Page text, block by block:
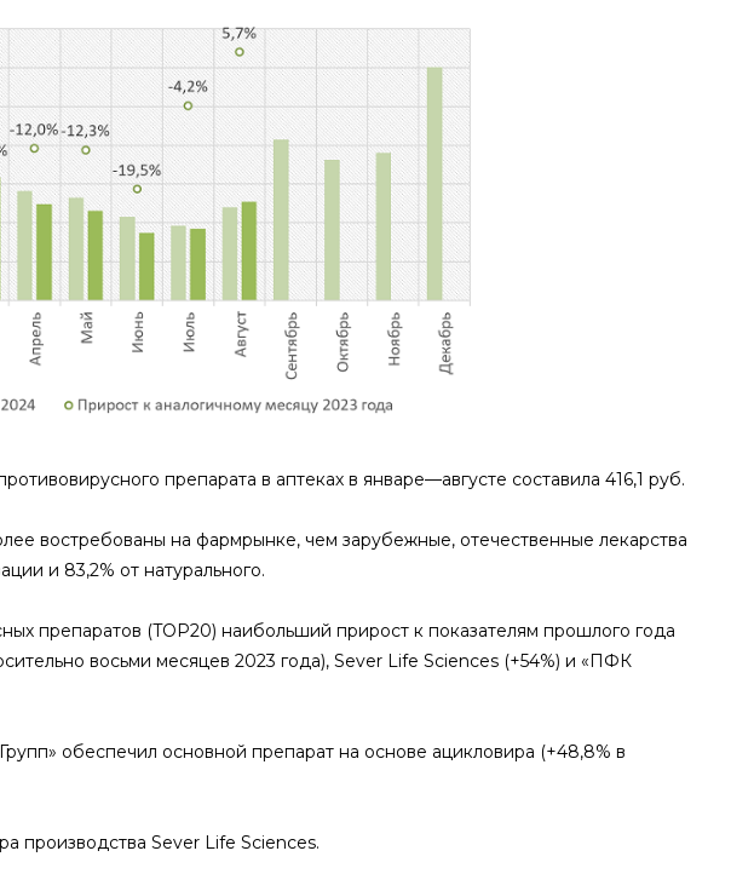
препарата в аптеках в январе—августе составила 416,1 руб.
востребованы на фармрынке, чем зарубежные, отечественные лекарства
и 83,2% от натурального.
препаратов (TOP20) наибольший прирост к показателям прошлого года
восьми месяцев 2023 года), Sever Life Sciences (+54%) и «ПФК
обеспечил основной препарат на основе ацикловира (+48,8% в
производства Sever Life Sciences.